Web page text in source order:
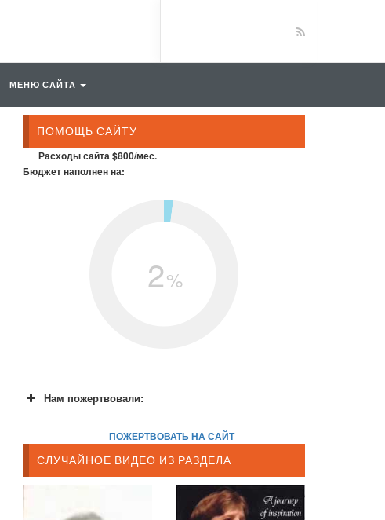
МЕНЮ САЙТА
ПОМОЩЬ САЙТУ
Расходы сайта $800/мес.
Бюджет наполнен на:
2%
Нам пожертвовали:
ПОЖЕРТВОВАТЬ НА САЙТ
СЛУЧАЙНОЕ ВИДЕО ИЗ РАЗДЕЛА